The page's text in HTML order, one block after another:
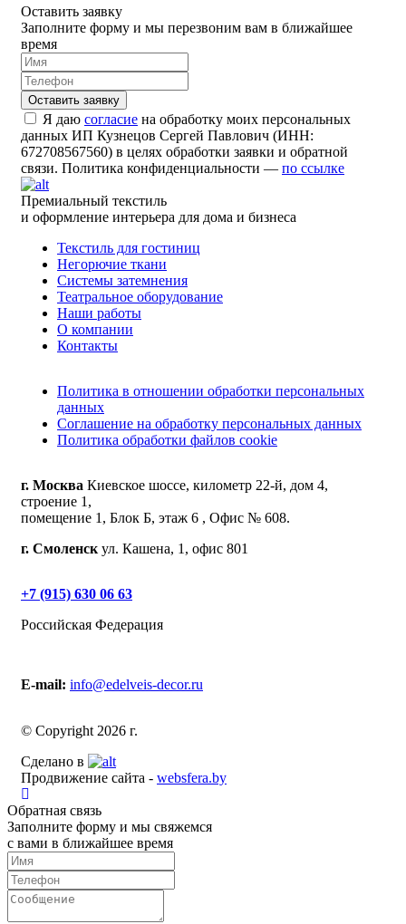
Оставить заявку
Заполните форму и мы перезвоним вам в ближайшее
время
Я даю согласие на обработку моих персональных
данных ИП Кузнецов Сергей Павлович (ИНН:
672708567560) в целях обработки заявки и обратной
связи. Политика конфиденциальности — по ссылке
Премиальный текстиль
и оформление интерьера для дома и бизнеса
Текстиль для гостиниц
Негорючие ткани
Системы затемнения
Театральное оборудование
Наши работы
О компании
Контакты
Политика в отношении обработки персональных
данных
Соглашение на обработку персональных данных
Политика обработки файлов cookie
г. Москва Киевское шоссе, километр 22-й, дом 4,
строение 1,
помещение 1, Блок Б, этаж 6 , Офис № 608.
г. Смоленскул. Кашена, 1, офис 801
+7 (915) 630 06 63
Российская Федерация
E-mail: info@edelveis-decor.ru
© Copyright 2026 г.
Сделано в
Продвижение сайта - websfera.by
Обратная связь
Заполните форму и мы свяжемся
с вами в ближайшее время